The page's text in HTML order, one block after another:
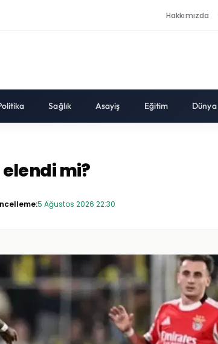
Hakkımızda
Sağlık Asayiş Eğitim Dünya
mi?
5 Ağustos 2026 22:30